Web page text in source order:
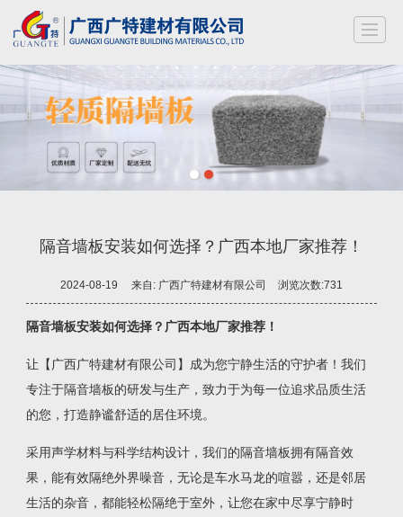
隔音墙板安装如何选择？广西本地厂家推荐！
2024-08-19 来自: 广西广特建材有限公司 浏览次数:731
隔音墙板安装如何选择？广西本地厂家推荐！
让【广西广特建材有限公司】成为您宁静生活的守护者！我们
专注于隔音墙板的研发与生产，致力于为每一位追求品质生活
的您，打造静谧舒适的居住环境。
采用声学材料与科学结构设计，我们的隔音墙板拥有隔音效
果，能有效隔绝外界噪音，无论是车水马龙的喧嚣，还是邻居
生活的杂音，都能轻松隔绝于室外，让您在家中尽享宁静时